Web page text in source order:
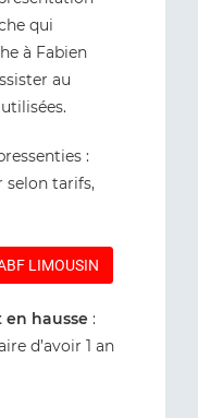
qui
à Fabien
au
:
selon tarifs,
LIMOUSIN
en hausse :
d’avoir 1 an